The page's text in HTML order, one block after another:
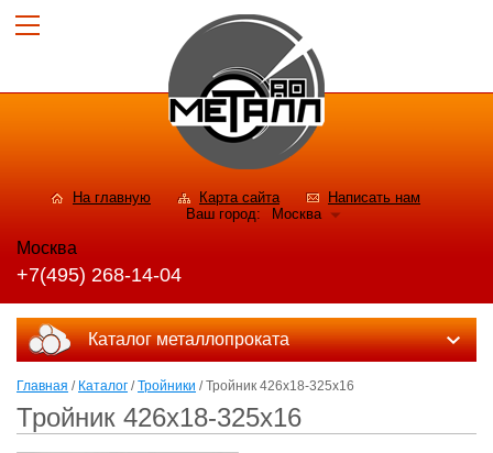
На главную Карта сайта
Написать нам
Ваш город:
Москва
Москва
+7(495) 268-14-04
Каталог металлопроката
Главная / Каталог /Тройники / Тройник 426х18-325х16
Тройник 426х18-325х16